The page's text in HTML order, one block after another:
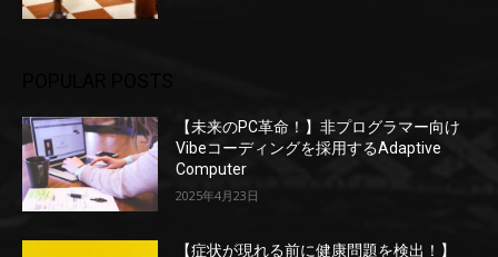
【未来のPC革命！】非プログラマー向け
Vibeコーディングを採用するAdaptive
Computer
2025年4月23日
【症状が現れる前に健康問題を検出！】